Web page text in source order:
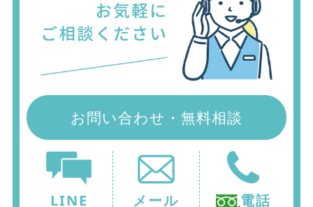
お問い合わせ・無料相談
LINE メール 電話